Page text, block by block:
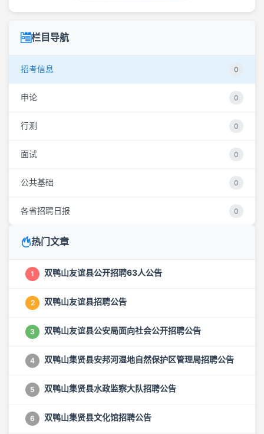
栏目导航
招考信息 0
申论 0
行测 0
面试 0
公共基础 0
各省招聘日报 0
热门文章
1 双鸭山友谊县公开招聘63人公告
2 双鸭山友谊县招聘公告
3 双鸭山友谊县公安局面向社会公开招聘公告
4 双鸭山集贤县安邦河湿地自然保护区管理局招聘公告
5 双鸭山集贤县水政监察大队招聘公告
6 双鸭山集贤县文化馆招聘公告